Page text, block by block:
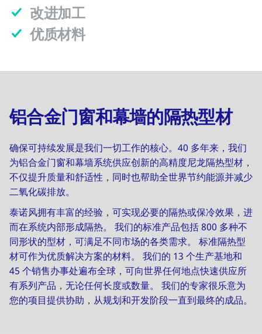
改进加工
优质材料
铝合金门窗和幕墙的隔热型材
确保可持续发展是我们一切工作的核心。40 多年来，我们
为铝合金门窗和幕墙系统供应创新的高精度尼龙隔热型材，
不仅提升质量和舒适性，同时也帮助全世界节约能源并减少
二氧化碳排放。
泰诺风拥有丰富的经验，可实现必要的隔热或保冷效果，进
而在系统内部形成隔热。 我们的标准产品包括 800 多种不
同形状的型材，可满足不同市场的各类需求。 标准隔热型
材可作为优质解决方案的材料。 我们的 13 个生产基地和
45 个销售办事处遍布全球，可向世界任何地点快速供应所
有系列产品，无论任何长度或数量。 我们的专家很乐意为
您的项目提供协助，从规划和开发阶段一直到最终的成品。